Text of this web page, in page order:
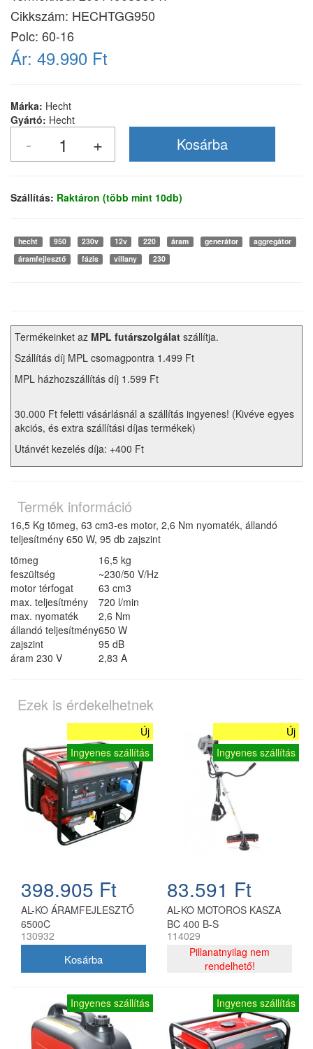
Cikkszám: HECHTGG950
Polc: 60-16
Ár: 49.990 Ft
Márka: Hecht
Gyártó: Hecht
Szállítás: Raktáron (több mint 10db)
hecht 950 230v 12v 220 áram generátor
aggregátor
áramfejlesztő
fázis villany 230
Termékeinket az MPL futárszolgálat szállítja.
Szállítás díj MPL csomagpontra 1.499 Ft
MPL házhozszállítás díj 1.599 Ft
30.000 Ft feletti vásárlásnál a szállítás ingyenes! (Kivéve egyes
akciós, és extra szállítási díjas termékek)
Utánvét kezelés díja: +400 Ft
Termék információ
16,5 Kg tömeg, 63 cm3-es motor, 2,6 Nm nyomaték, állandó
teljesítmény 650 W, 95 db zajszint
tömeg
16,5 kg
feszültség
~230/50 V/Hz
motor térfogat
63 cm3
max. teljesítmény
720 l/min
max. nyomaték
2,6 Nm
állandó teljesítmény650 W
zajszint
95 dB
áram 230 V
2,83 A
Ezek is érdekelhetnek
Új
Ingyenes szállítás
398.905 Ft
AL-KO ÁRAMFEJLESZTŐ
6500C
130932
Új
Ingyenes szállítás
83.591 Ft
AL-KO MOTOROS KASZA
BC 400 B-S
114029
Pillanatnyilag nem
rendelhető!
Ingyenes szállítás Ingyenes szállítás